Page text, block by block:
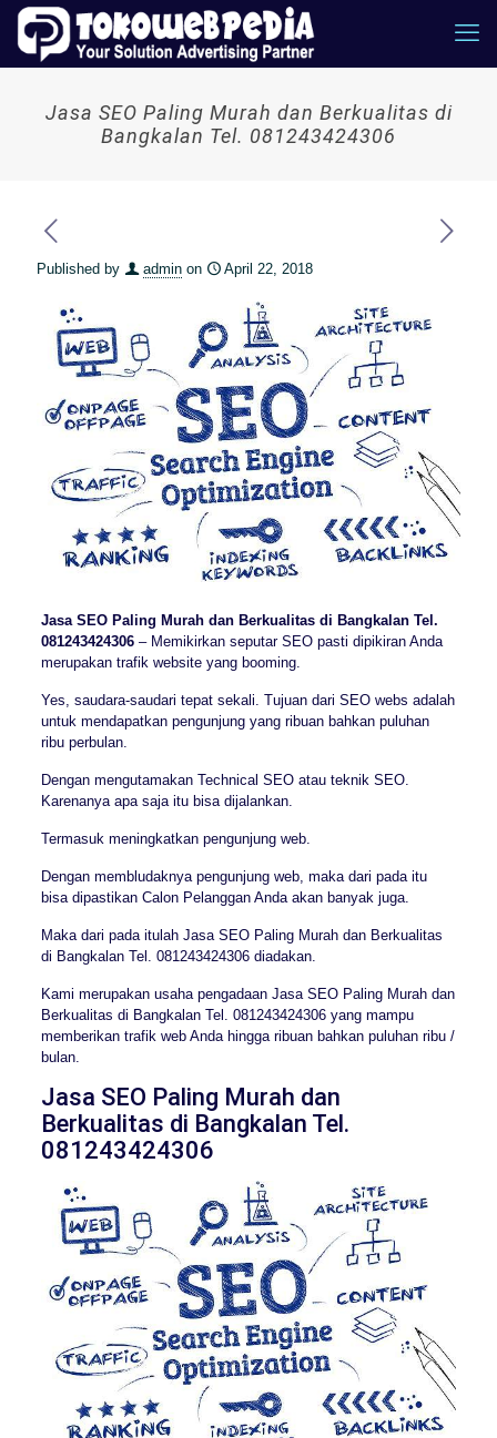
Jasa SEO Paling Murah dan Berkualitas di
Bangkalan Tel. 081243424306
Published by admin on April 22, 2018
Jasa SEO Paling Murah dan Berkualitas di Bangkalan Tel.
081243424306– Memikirkan seputar SEO pasti dipikiran Anda
merupakan trafik website yang booming.
Yes, saudara-saudari tepat sekali. Tujuan dari SEO webs adalah
untuk mendapatkan pengunjung yang ribuan bahkan puluhan
ribu perbulan.
Dengan mengutamakan Technical SEO atau teknik SEO.
Karenanya apa saja itu bisa dijalankan.
Termasuk meningkatkan pengunjung web.
Dengan membludaknya pengunjung web, maka dari pada itu
bisa dipastikan Calon Pelanggan Anda akan banyak juga.
Maka dari pada itulah Jasa SEO Paling Murah dan Berkualitas
di Bangkalan Tel. 081243424306 diadakan.
Kami merupakan usaha pengadaan Jasa SEO Paling Murah dan
Berkualitas di Bangkalan Tel. 081243424306 yang mampu
memberikan trafik web Anda hingga ribuan bahkan puluhan ribu /
bulan.
Jasa SEO Paling Murah dan
Berkualitas di Bangkalan Tel.
081243424306